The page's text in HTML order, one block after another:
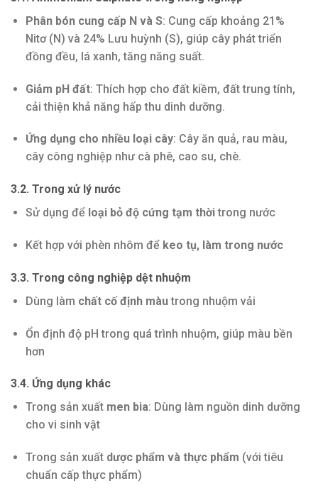
Phân bón cung cấp N và S: Cung cấp khoảng 21%
Nitơ (N) và 24% Lưu huỳnh (S), giúp cây phát triển
đồng đều, lá xanh, tăng năng suất.
Giảm pH đất: Thích hợp cho đất kiềm, đất trung tính,
cải thiện khả năng hấp thu dinh dưỡng.
Ứng dụng cho nhiều loại cây: Cây ăn quả, rau màu,
cây công nghiệp như cà phê, cao su, chè.
3.2. Trong xử lý nước
Sử dụng để loại bỏ độ cứng tạm thờitrong nước
Kết hợp với phèn nhôm để keo tụ, làm trong nước
3.3. Trong công nghiệp dệt nhuộm
Dùng làm chất cố định màutrong nhuộm vải
Ổn định độ pH trong quá trình nhuộm, giúp màu bền
hơn
3.4. Ứng dụng khác
Trong sản xuất men bia: Dùng làm nguồn dinh dưỡng
cho vi sinh vật
Trong sản xuất dược phẩm và thực phẩm (với tiêu
chuẩn cấp thực phẩm)